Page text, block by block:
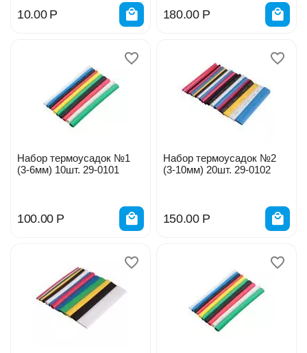
10.00 Р 180.00 Р
Набор термоусадок №1
(3-6мм) 10шт. 29-0101
100.00 Р
Набор термоусадок №2
(3-10мм) 20шт. 29-0102
150.00 Р